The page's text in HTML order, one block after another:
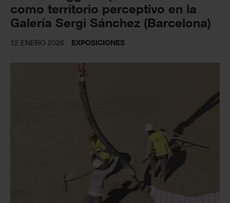
como territorio perceptivo en la
Galería Sergi Sánchez (Barcelona)
12 ENERO 2026 EXPOSICIONES